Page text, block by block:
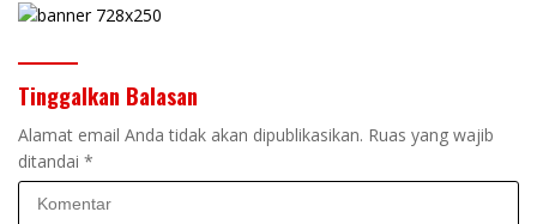
Tinggalkan Balasan
Alamat email Anda tidak akan dipublikasikan. Ruas yang wajib
ditandai *